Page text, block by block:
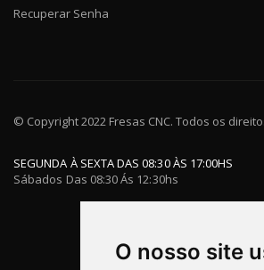
O nosso site
Recuperar Senha
© Copyright 2022 Fresas CNC. Todos os
SEGUNDA À SEXTA DAS 08:30 ÀS 17:00HS
Sábados Das 08:30 Ás 12:30hs